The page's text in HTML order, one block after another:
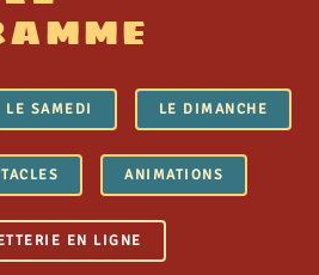
LE SAMEDI LE DIMANCHE
ANIMATIONS
EN LIGNE